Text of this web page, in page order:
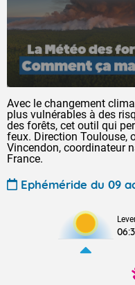
Avec le changement
plus vulnérables à des
des forêts, cet outil qui
feux. Direction Toulouse,
Vincendon, coordinateur
France.
Ephéméride du 09